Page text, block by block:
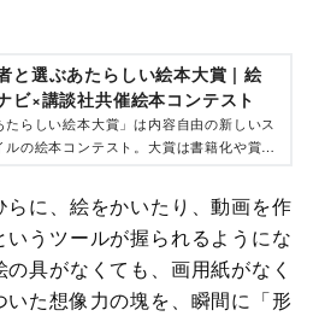
と選ぶあたらしい絵本大賞 | 絵
ビ×講談社共催絵本コンテスト
たらしい絵本大賞」は内容自由の新しいス
ルの絵本コンテスト。大賞は書籍化や賞金
が共催する絵本のコンクールです。
に、絵をかいたり、動画を作
うツールが握られるようにな
具がなくても、画用紙がなく
た想像力の塊を、瞬間に「形